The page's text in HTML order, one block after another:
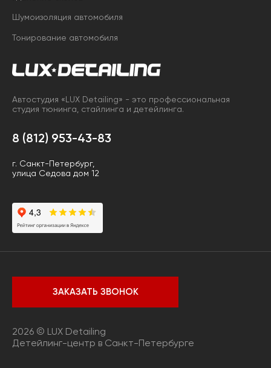
Шумоизоляция автомобиля
Тонирование автомобиля
Автостудия «LUX Detailing» - это профессиональная
студия тюнинга, стайлинга и детейлинга.
8 (812) 953-43-83
г. Санкт-Петербург,
улица Седова дом 12
ЗАКАЗАТЬ ЗВОНОК
2026 © LUX Detailing
Детейлинг-центр в Санкт-Петербурге